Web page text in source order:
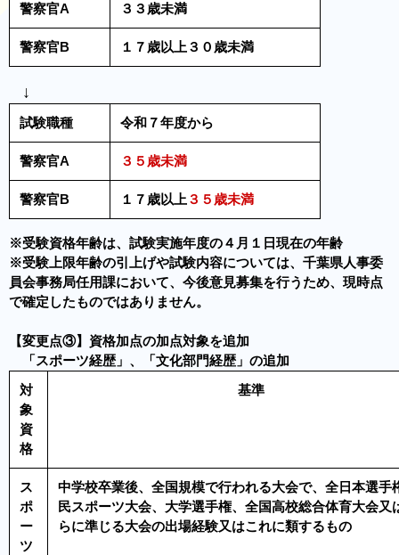
警察官A ３３歳未満
警察官B １７歳以上３０歳未満
↓
試験職種 令和７年度から
警察官A ３５歳未満
警察官B １７歳以上３５歳未満
※受験資格年齢は、試験実施年度の４月１日現在の年齢
※受験上限年齢の引上げや試験内容については、千葉県人事委
員会事務局任用課において、今後意見募集を行うため、現時点
で確定したものではありません。
【変更点③】資格加点の加点対象を追加
「スポーツ経歴」、「文化部門経歴」の追加
対
象
資
格
基準
ス
ポ
ー
ツ
中学校卒業後、全国規模で行われる大会で、全日本選手
民スポーツ大会、大学選手権、全国高校総合体育大会又
らに準じる大会の出場経験又はこれに類するもの